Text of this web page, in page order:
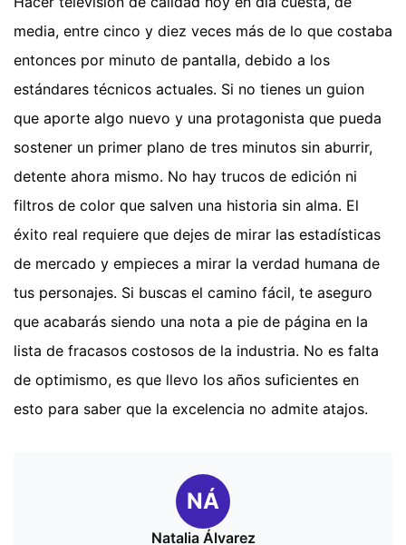
media, entre cinco y diez veces más de lo que costaba
entonces por minuto de pantalla, debido a los
estándares técnicos actuales. Si no tienes un guion
que aporte algo nuevo y una protagonista que pueda
sostener un primer plano de tres minutos sin aburrir,
detente ahora mismo. No hay trucos de edición ni
filtros de color que salven una historia sin alma. El
éxito real requiere que dejes de mirar las estadísticas
de mercado y empieces a mirar la verdad humana de
tus personajes. Si buscas el camino fácil, te aseguro
que acabarás siendo una nota a pie de página en la
lista de fracasos costosos de la industria. No es falta
de optimismo, es que llevo los años suficientes en
esto para saber que la excelencia no admite atajos.
NÁ
Natalia Álvarez